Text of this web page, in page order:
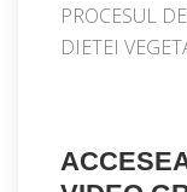
PROCESUL
DIETEI